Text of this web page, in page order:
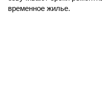
временное жилье.